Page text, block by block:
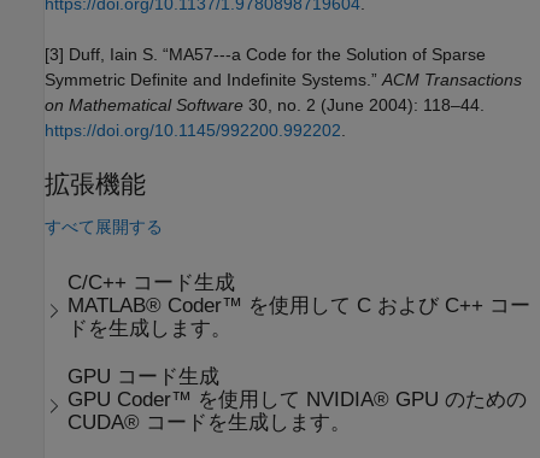
[3] Duff, Iain S. “MA57---a Code for the Solution of Sparse
Symmetric Definite and Indefinite Systems.” ACM Transactions
on Mathematical Software 30, no. 2 (June 2004): 118–44.
https://doi.org/10.1145/992200.992202
拡張機能
すべて展開する
C/C++ コード生成
MATLAB® Coder™ を使用して C および C++ コー
ドを生成します。
GPU コード生成
GPU Coder™ を使用して NVIDIA® GPU のための
CUDA® コードを生成します。